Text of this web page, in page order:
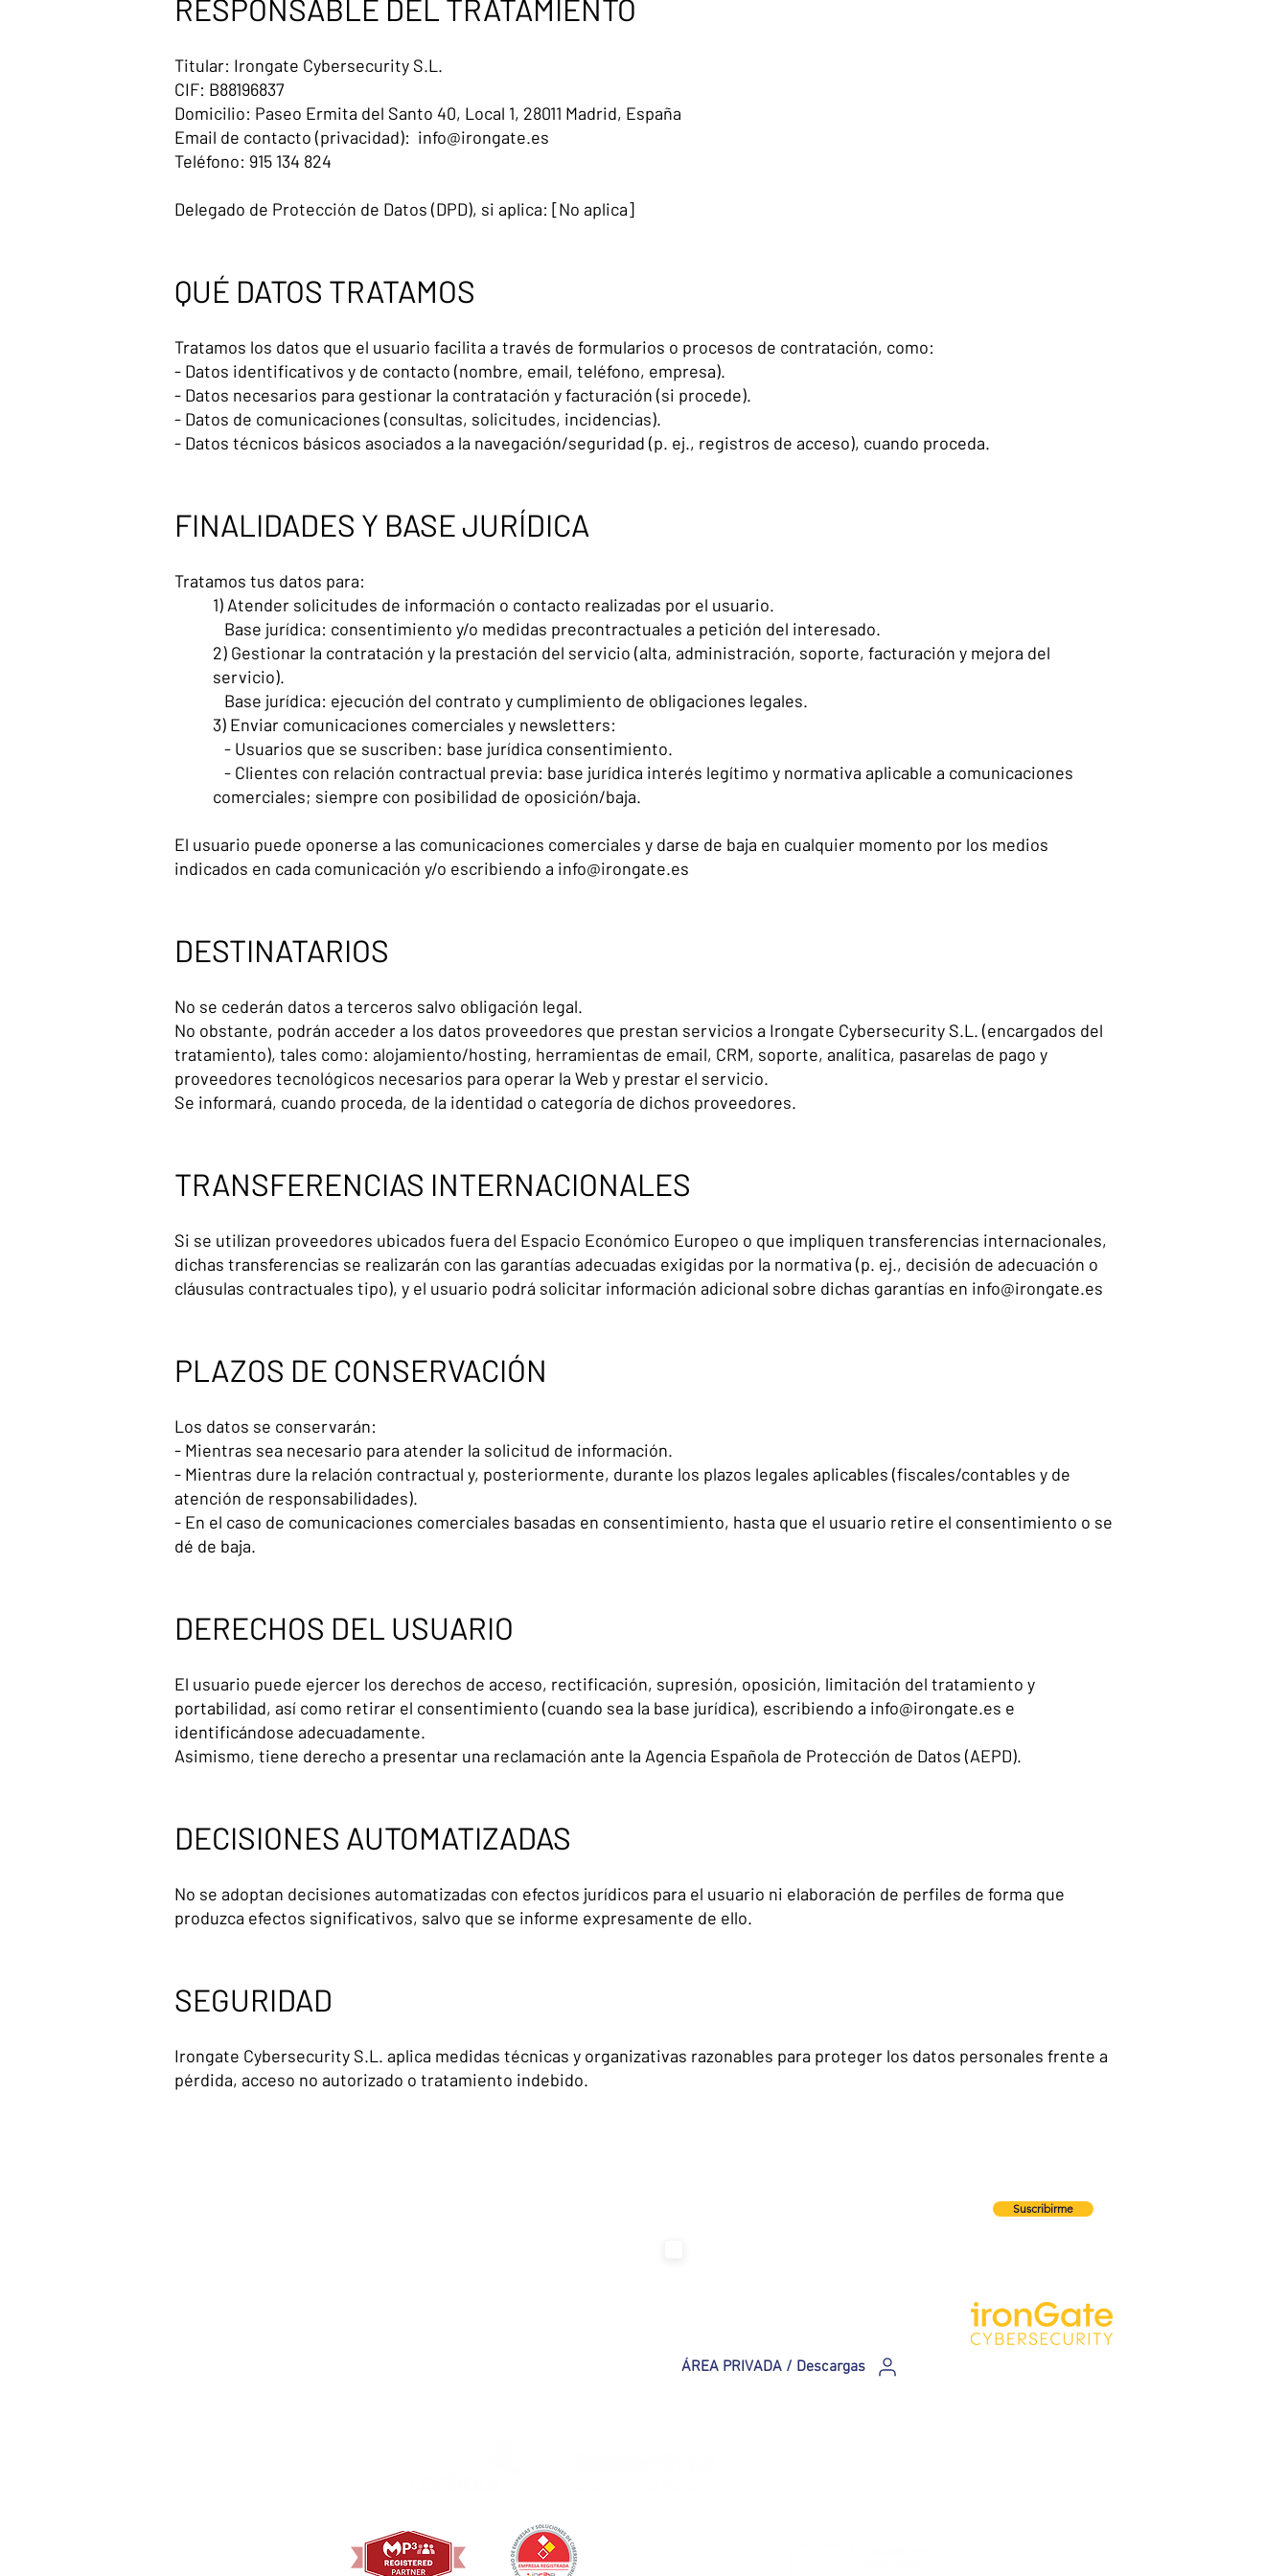
RESPONSABLE DEL TRATAMIENTO
Titular: Irongate Cybersecurity S.L.
CIF: B88196837
Domicilio: Paseo Ermita del Santo 40, Local 1, 28011 Madrid, España
Email de contacto (privacidad): info@irongate.es
Teléfono: 915 134 824
Delegado de Protección de Datos (DPD), si aplica: [No aplica]
QUÉ DATOS TRATAMOS
Tratamos los datos que el usuario facilita a través de formularios o procesos de contratación, como:
- Datos identificativos y de contacto (nombre, email, teléfono, empresa).
- Datos necesarios para gestionar la contratación y facturación (si procede).
- Datos de comunicaciones (consultas, solicitudes, incidencias).
- Datos técnicos básicos asociados a la navegación/seguridad (p. ej., registros de acceso), cuando proceda.
FINALIDADES Y BASE JURÍDICA
Tratamos tus datos para:
1) Atender solicitudes de información o contacto realizadas por el usuario.
Base jurídica: consentimiento y/o medidas precontractuales a petición del interesado.
2) Gestionar la contratación y la prestación del servicio (alta, administración, soporte, facturación y mejora del
servicio).
Base jurídica: ejecución del contrato y cumplimiento de obligaciones legales.
3) Enviar comunicaciones comerciales y newsletters:
- Usuarios que se suscriben: base jurídica consentimiento.
- Clientes con relación contractual previa: base jurídica interés legítimo y normativa aplicable a comunicaciones
comerciales; siempre con posibilidad de oposición/baja.
El usuario puede oponerse a las comunicaciones comerciales y darse de baja en cualquier momento por los medios
indicados en cada comunicación y/o escribiendo a info@irongate.es
DESTINATARIOS
No se cederán datos a terceros salvo obligación legal.
No obstante, podrán acceder a los datos proveedores que prestan servicios a Irongate Cybersecurity S.L. (encargados del
tratamiento), tales como: alojamiento/hosting, herramientas de email, CRM, soporte, analítica, pasarelas de pago y
proveedores tecnológicos necesarios para operar la Web y prestar el servicio.
Se informará, cuando proceda, de la identidad o categoría de dichos proveedores.
TRANSFERENCIAS INTERNACIONALES
Si se utilizan proveedores ubicados fuera del Espacio Económico Europeo o que impliquen transferencias internacionales,
dichas transferencias se realizarán con las garantías adecuadas exigidas por la normativa (p. ej., decisión de adecuación o
cláusulas contractuales tipo), y el usuario podrá solicitar información adicional sobre dichas garantías en info@irongate.es
PLAZOS DE CONSERVACIÓN
Los datos se conservarán:
- Mientras sea necesario para atender la solicitud de información.
- Mientras dure la relación contractual y, posteriormente, durante los plazos legales aplicables (fiscales/contables y de
atención de responsabilidades).
- En el caso de comunicaciones comerciales basadas en consentimiento, hasta que el usuario retire el consentimiento o se
dé de baja.
DERECHOS DEL USUARIO
El usuario puede ejercer los derechos de acceso, rectificación, supresión, oposición, limitación del tratamiento y
portabilidad, así como retirar el consentimiento (cuando sea la base jurídica), escribiendo a info@irongate.es e
identificándose adecuadamente.
Asimismo, tiene derecho a presentar una reclamación ante la Agencia Española de Protección de Datos (AEPD).
DECISIONES AUTOMATIZADAS
No se adoptan decisiones automatizadas con efectos jurídicos para el usuario ni elaboración de perfiles de forma que
produzca efectos significativos, salvo que se informe expresamente de ello.
SEGURIDAD
Irongate Cybersecurity S.L. aplica medidas técnicas y organizativas razonables para proteger los datos personales frente a
pérdida, acceso no autorizado o tratamiento indebido.
Suscribirme
ÁREA PRIVADA / Descargas